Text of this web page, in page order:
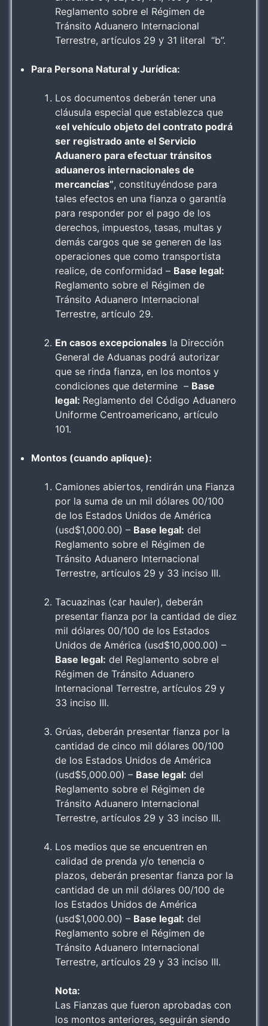
Reglamento sobre el Régimen de
Tránsito Aduanero Internacional
Terrestre, artículos 29 y 31 literal “b”.
Para Persona Natural y Jurídica:
Los documentos deberán tener una
cláusula especial que establezca que
«el vehículo objeto del contrato podrá
ser registrado ante el Servicio
Aduanero para efectuar tránsitos
aduaneros internacionales de
mercancías”, constituyéndose para
tales efectos en una fianza o garantía
para responder por el pago de los
derechos, impuestos, tasas, multas y
demás cargos que se generen de las
operaciones que como transportista
realice, de conformidad – Base legal:
Reglamento sobre el Régimen de
Tránsito Aduanero Internacional
Terrestre, artículo 29.
En casos excepcionales la Dirección
General de Aduanas podrá autorizar
que se rinda fianza, en los montos y
condiciones que determine – Base
legal: Reglamento del Código Aduanero
Uniforme Centroamericano, artículo
101.
Montos (cuando aplique):
Camiones abiertos, rendirán una Fianza
por la suma de un mil dólares 00/100
de los Estados Unidos de América
(usd$1,000.00) – Base legal: del
Reglamento sobre el Régimen de
Tránsito Aduanero Internacional
Terrestre, artículos 29 y 33 inciso III.
Tacuazinas (car hauler), deberán
presentar fianza por la cantidad de diez
mil dólares 00/100 de los Estados
Unidos de América (usd$10,000.00) –
Base legal: del Reglamento sobre el
Régimen de Tránsito Aduanero
Internacional Terrestre, artículos 29 y
33 inciso III.
Grúas, deberán presentar fianza por la
cantidad de cinco mil dólares 00/100
de los Estados Unidos de América
(usd$5,000.00) – Base legal: del
Reglamento sobre el Régimen de
Tránsito Aduanero Internacional
Terrestre, artículos 29 y 33 inciso III.
Los medios que se encuentren en
calidad de prenda y/o tenencia o
plazos, deberán presentar fianza por la
cantidad de un mil dólares 00/100 de
los Estados Unidos de América
(usd$1,000.00) – Base legal: del
Reglamento sobre el Régimen de
Tránsito Aduanero Internacional
Terrestre, artículos 29 y 33 inciso III.
Nota:
Las Fianzas que fueron aprobadas con
los montos anteriores, seguirán siendo